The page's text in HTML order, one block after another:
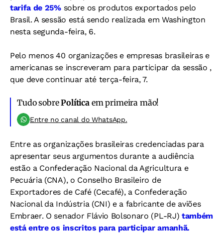
tarifa de 25%sobre os produtos exportados pelo
Brasil. A sessão está sendo realizada em Washington
nesta segunda-feira, 6.
Pelo menos 40 organizações e empresas brasileiras e
americanas se inscreveram para participar da sessão ,
que deve continuar até terça-feira, 7.
Tudo sobrePolítica em primeira mão!
Entre no canal do WhatsApp.
Entre as organizações brasileiras credenciadas para
apresentar seus argumentos durante a audiência
estão a Confederação Nacional da Agricultura e
Pecuária (CNA), o Conselho Brasileiro de
Exportadores de Café (Cecafé), a Confederação
Nacional da Indústria (CNI) e a fabricante de aviões
Embraer. O senador Flávio Bolsonaro (PL-RJ) também
está entre os inscritos para participar amanhã.